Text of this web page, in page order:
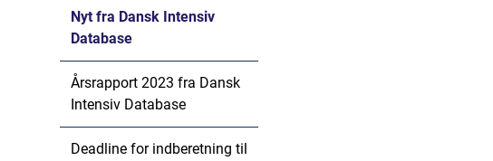
Nyt fra Dansk Intensiv
Database
Årsrapport 2023 fra Dansk
Intensiv Database
Deadline for indberetning til